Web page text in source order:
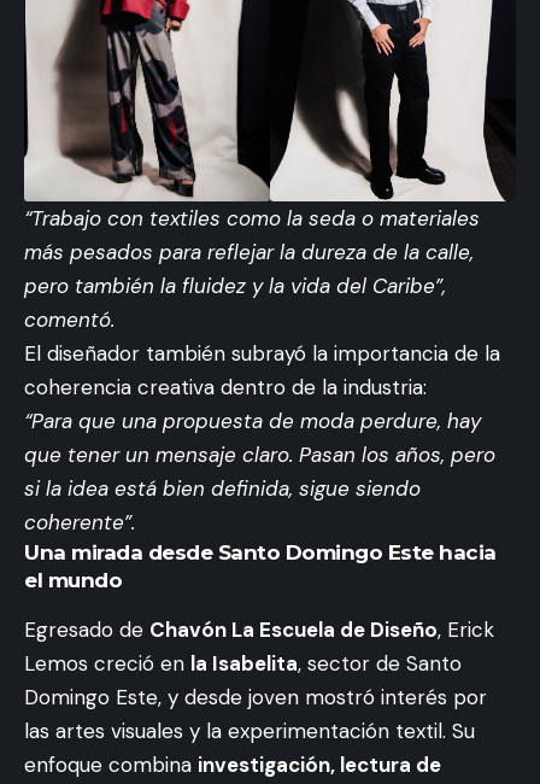
“Trabajo con textiles como la seda o materiales
más pesados para reflejar la dureza de la calle,
pero también la fluidez y la vida del Caribe”,
comentó.
El diseñador también subrayó la importancia de la
coherencia creativa dentro de la industria:
“Para que una propuesta de moda perdure, hay
que tener un mensaje claro. Pasan los años, pero
si la idea está bien definida, sigue siendo
coherente”.
Una mirada desde Santo Domingo Este hacia
el mundo
Egresado de Chavón La Escuela de Diseño, Erick
Lemos creció en la Isabelita, sector de Santo
Domingo Este, y desde joven mostró interés por
las artes visuales y la experimentación textil. Su
enfoque combina investigación, lectura de